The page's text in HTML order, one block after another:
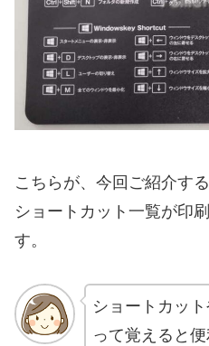
こちらが、今回ご紹介す
ショートカット一覧が印
す。
ショートカッ
って覚えると